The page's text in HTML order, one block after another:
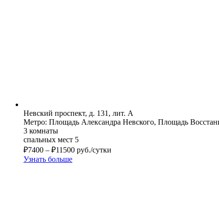
Невский проспект, д. 131, лит. А
Метро: Площадь Александра Невского, Площадь
3 комнаты
спальных мест 5
₽7400 – ₽11500 руб./сутки
Узнать больше